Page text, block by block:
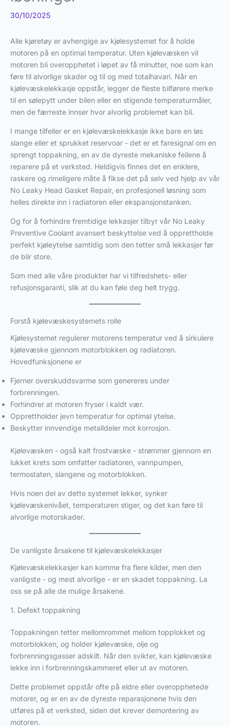
30/10/2025
Alle kjøretøy er avhengige av kjølesystemet for å holde
motoren på en optimal temperatur. Uten kjølevæsken vil
motoren bli overopphetet i løpet av få minutter, noe som kan
føre til alvorlige skader og til og med totalhavari. Når en
kjølevæskelekkasje oppstår, legger de fleste bilførere merke
til en sølepytt under bilen eller en stigende temperaturmåler,
men de færreste innser hvor alvorlig problemet kan bli.
I mange tilfeller er en kjølevæskelekkasje ikke bare en løs
slange eller et sprukket reservoar - det er et faresignal om en
sprengt toppakning, en av de dyreste mekaniske feilene å
reparere på et verksted. Heldigvis finnes det en enklere,
raskere og rimeligere måte å fikse det på selv ved hjelp av vår
No Leaky Head Gasket Repair, en profesjonell løsning som
helles direkte inn i radiatoren eller ekspansjonstanken.
Og for å forhindre fremtidige lekkasjer tilbyr vår No Leaky
Preventive Coolant avansert beskyttelse ved å opprettholde
perfekt kjøleytelse samtidig som den tetter små lekkasjer før
de blir store.
Som med alle våre produkter har vi tilfredshets- eller
refusjonsgaranti, slik at du kan føle deg helt trygg.
Forstå kjølevæskesystemets rolle
Kjølesystemet regulerer motorens temperatur ved å sirkulere
kjølevæske gjennom motorblokken og radiatoren.
Hovedfunksjonene er
Fjerner overskuddsvarme som genereres under
forbrenningen.
Forhindrer at motoren fryser i kaldt vær.
Opprettholder jevn temperatur for optimal ytelse.
Beskytter innvendige metalldeler mot korrosjon.
Kjølevæsken - også kalt frostvæske - strømmer gjennom en
lukket krets som omfatter radiatoren, vannpumpen,
termostaten, slangene og motorblokken.
Hvis noen del av dette systemet lekker, synker
kjølevæskenivået, temperaturen stiger, og det kan føre til
alvorlige motorskader.
De vanligste årsakene til kjølevæskelekkasjer
Kjølevæskelekkasjer kan komme fra flere kilder, men den
vanligste - og mest alvorlige - er en skadet toppakning. La
oss se på alle de mulige årsakene.
1. Defekt toppakning
Toppakningen tetter mellomrommet mellom topplokket og
motorblokken, og holder kjølevæske, olje og
forbrenningsgasser adskilt. Når den svikter, kan kjølevæske
lekke inn i forbrenningskammeret eller ut av motoren.
Dette problemet oppstår ofte på eldre eller overopphetede
motorer, og er en av de dyreste reparasjonene hvis den
utføres på et verksted, siden det krever demontering av
motoren.